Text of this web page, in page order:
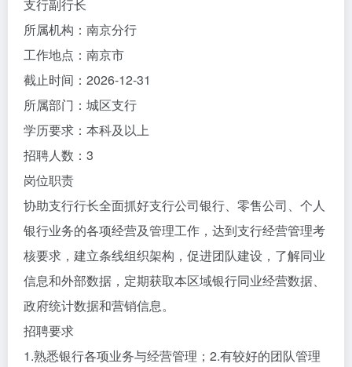
支行副行长
所属机构：南京分行
工作地点：南京市
截止时间：2026-12-31
所属部门：城区支行
学历要求：本科及以上
招聘人数：3
岗位职责
协助支行行长全面抓好支行公司银行、零售公司、个人
银行业务的各项经营及管理工作，达到支行经营管理考
核要求，建立条线组织架构，促进团队建设，了解同业
信息和外部数据，定期获取本区域银行同业经营数据、
政府统计数据和营销信息。
招聘要求
1.熟悉银行各项业务与经营管理；2.有较好的团队管理